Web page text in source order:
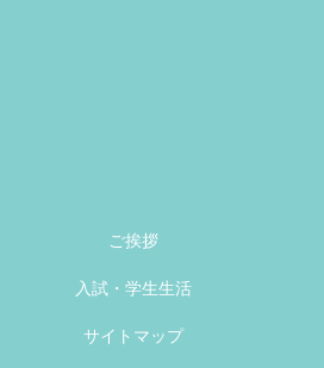
ご挨拶
入試・学生生活
サイトマップ